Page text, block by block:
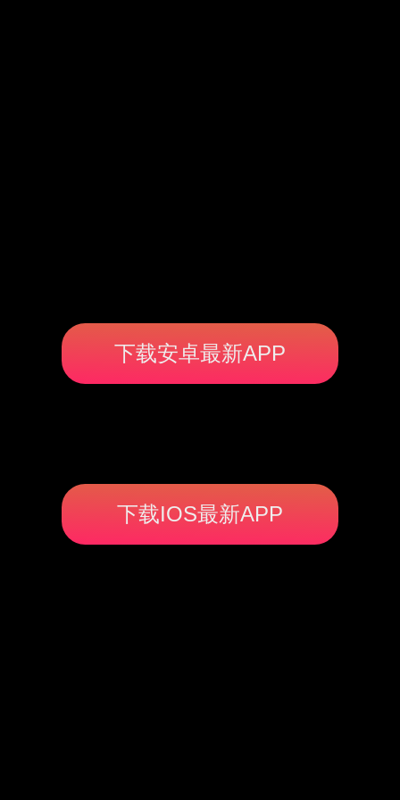
下载安卓最新APP
下载IOS最新APP